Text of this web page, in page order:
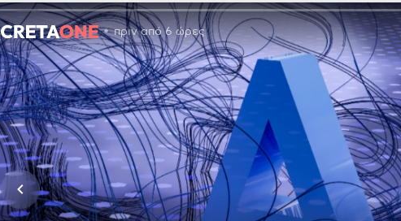
πριν από 6 ώρες